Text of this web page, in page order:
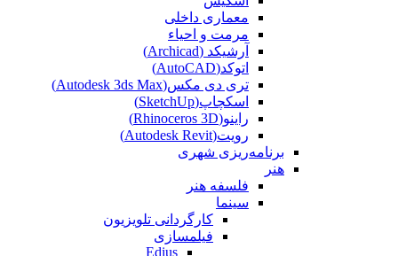
معماری داخلی
مرمت و احیاء
آرشیکد (Archicad)
اتوکد(AutoCAD)
تری دی مکس(Autodesk 3ds Max)
اسکچاپ(SketchUp)
راینو(Rhinoceros 3D)
رویت(Autodesk Revit)
برنامه‌ریزی شهری
هنر
فلسفه هنر
سینما
کارگردانی تلویزیون
فیلمسازی
Edius